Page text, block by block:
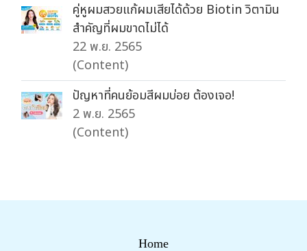
คู่หูผมสวยแก้ผมเสียได้ด้วย Biotin วิตามิน
สำคัญที่ผมขาดไม่ได้
22 พ.ย. 2565
(Content)
ปัญหาที่คนย้อมสีผมบ่อย ต้องเจอ!
2 พ.ย. 2565
(Content)
Home